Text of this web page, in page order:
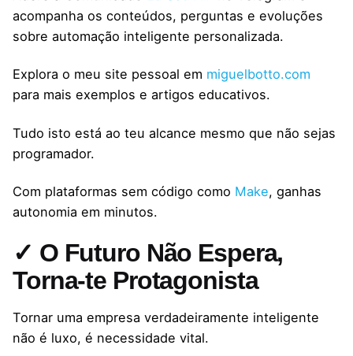
acompanha os conteúdos, perguntas e evoluções
sobre automação inteligente personalizada.
Explora o meu site pessoal em miguelbotto.com
para mais exemplos e artigos educativos.
Tudo isto está ao teu alcance mesmo que não sejas
programador.
Com plataformas sem código como Make, ganhas
autonomia em minutos.
✓ O Futuro Não Espera,
Torna-te Protagonista
Tornar uma empresa verdadeiramente inteligente
não é luxo, é necessidade vital.